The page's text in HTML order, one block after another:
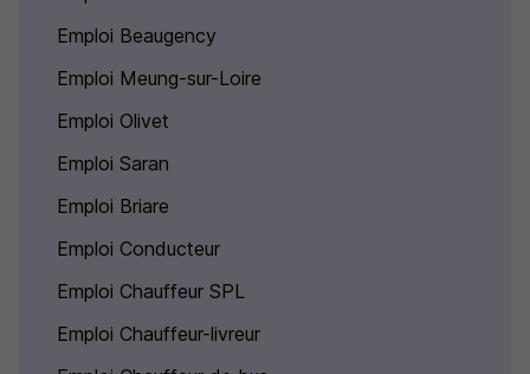
Emploi Beaugency
Emploi Meung-sur-Loire
Emploi Olivet
Emploi Saran
Emploi Briare
Emploi Conducteur
Emploi Chauffeur SPL
Emploi Chauffeur-livreur